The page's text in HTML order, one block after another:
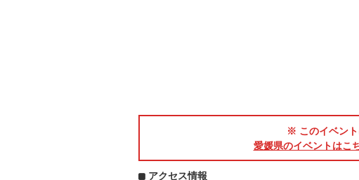
※ このイベント
愛媛県のイベントはこ
アクセス情報